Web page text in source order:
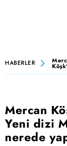
HABERLER
Mercan
Yeni dizi
nerede